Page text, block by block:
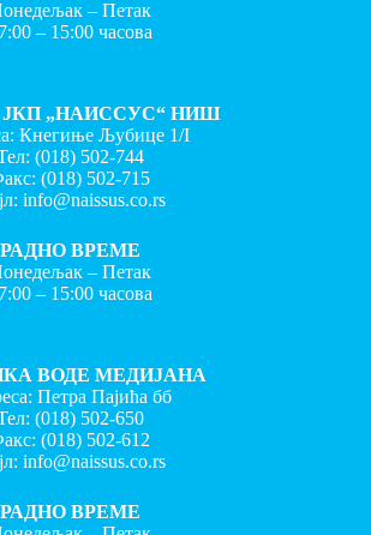
– Петак
– 15:00 часова
ЈКП „НАИССУС“ НИШ
Кнегиње Љубице 1/I
(018) 502-744
(018) 502-715
info@naissus.co.rs
РАДНО ВРЕМЕ
– Петак
– 15:00 часова
ВОДЕ МЕДИЈАНА
Петра Пајића бб
(018) 502-650
(018) 502-612
info@naissus.co.rs
РАДНО ВРЕМЕ